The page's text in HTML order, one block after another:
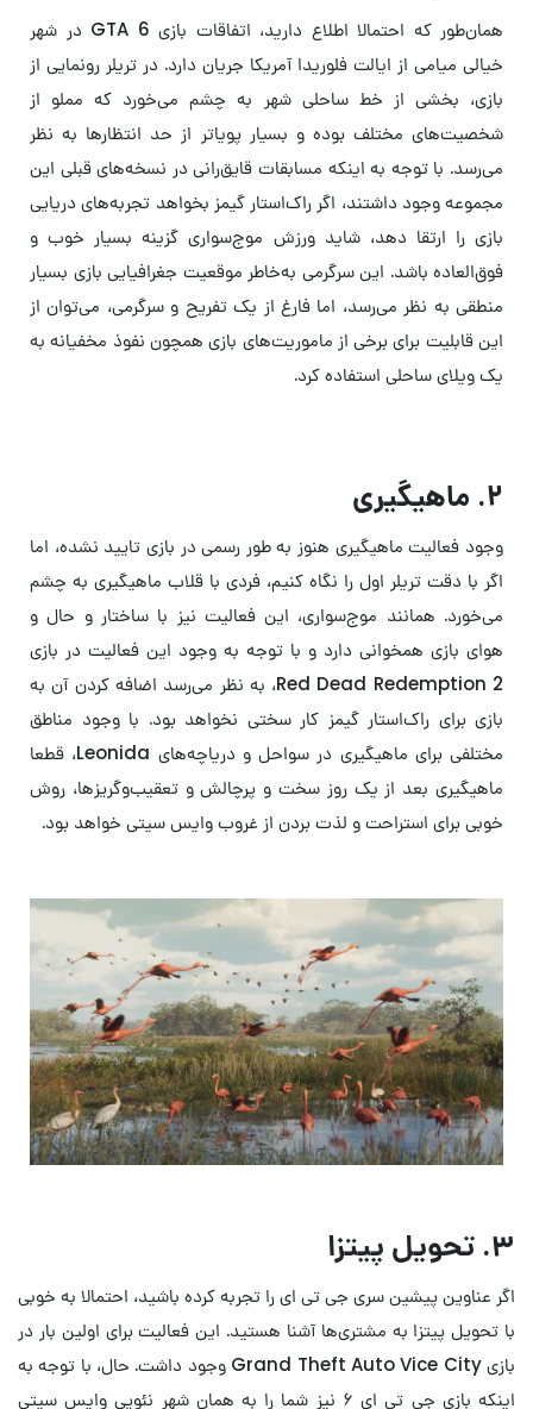
همان‌طور که احتمالا اطلاع دارید، اتفاقات بازی GTA 6 در شهر
خیالی میامی از ایالت فلوریدا آمریکا جریان دارد. در تریلر رونمایی از
بازی، بخشی از خط ساحلی شهر به چشم می‌خورد که مملو از
شخصیت‌های مختلف بوده و بسیار پویاتر از حد انتظارها به نظر
می‌رسد. با توجه به اینکه مسابقات قایق‌رانی در نسخه‌های قبلی این
مجموعه وجود داشتند، اگر راک‌استار گیمز بخواهد تجربه‌های دریایی
بازی را ارتقا دهد، شاید ورزش موج‌سواری گزینه بسیار خوب و
فوق‌العاده باشد. این سرگرمی به‌خاطر موقعیت جغرافیایی بازی بسیار
منطقی به نظر می‌رسد، اما فارغ از یک تفریح و سرگرمی، می‌توان از
این قابلیت برای برخی از ماموریت‌های بازی همچون نفوذ مخفیانه به
یک ویلای ساحلی استفاده کرد.
۲. ماهیگیری
وجود فعالیت ماهیگیری هنوز به طور رسمی در بازی تایید نشده، اما
اگر با دقت تریلر اول را نگاه کنیم، فردی با قلاب ماهیگیری به چشم
می‌خورد. همانند موج‌سواری، این فعالیت نیز با ساختار و حال و
هوای بازی همخوانی دارد و با توجه به وجود این فعالیت در بازی
Red Dead Redemption 2، به نظر می‌رسد اضافه کردن آن به
بازی برای راک‌استار گیمز کار سختی نخواهد بود. با وجود مناطق
مختلفی برای ماهیگیری در سواحل و دریاچه‌های Leonida، قطعا
ماهیگیری بعد از یک روز سخت و پرچالش و تعقیب‌وگریزها، روش
خوبی برای استراحت و لذت بردن از غروب وایس سیتی خواهد بود.
۳. تحویل پیتزا
اگر عناوین پیشین سری جی تی ای را تجربه کرده باشید، احتمالا به خوبی
با تحویل پیتزا به مشتری‌ها آشنا هستید. این فعالیت برای اولین بار در
بازی Grand Theft Auto Vice City وجود داشت. حال، با توجه به
اینکه بازی جی تی ای ۶ نیز شما را به همان شهر نئویی وایس سیتی